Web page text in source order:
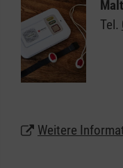
weiter
in Schweinfurt
kann wie eine
werden oder auf
beraten und
Tel.
Weitere